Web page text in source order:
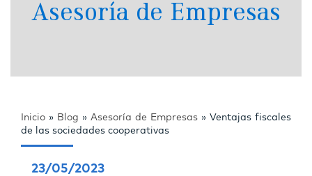
Asesoría de Empresas
Inicio » Blog » Asesoría de Empresas » Ventajas fiscales
de las sociedades cooperativas
23/05/2023